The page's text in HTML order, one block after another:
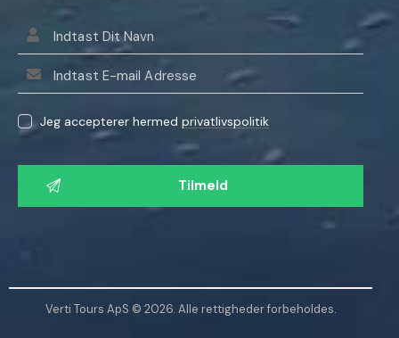
Jeg accepterer hermedprivatlivspolitik
L
d
Verti Tours ApS © 2026. Alle rettigheder forbeholdes.